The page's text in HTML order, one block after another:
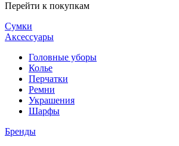
Перейти к покупкам
Сумки
Аксессуары
Головные уборы
Колье
Перчатки
Ремни
Украшения
Шарфы
Бренды